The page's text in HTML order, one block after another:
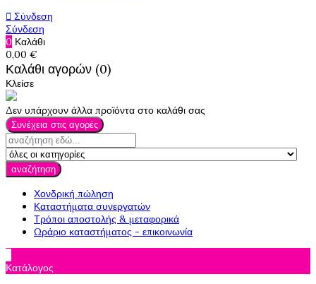
 Σύνδεση
Σύνδεση
0 Καλάθι
0,00 €
Καλάθι αγορών (0)
Κλείσε
Δεν υπάρχουν άλλα προϊόντα στο καλάθι σας
Συνέχεια στις αγορές
αναζήτηση
Χονδρική πώληση
Καταστήματα συνεργατών
Τρόποι αποστολής & μεταφορικά
Ωράριο καταστήματος - επικοινωνία
Κατάλογος